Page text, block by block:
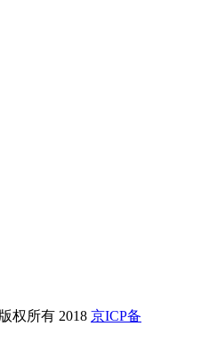
权所有 2018 京ICP备